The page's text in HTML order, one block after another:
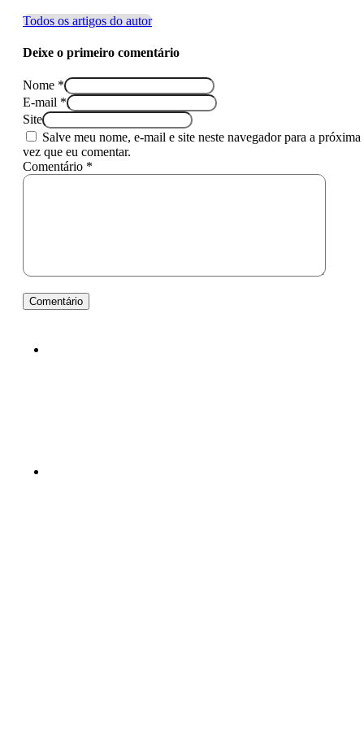
Todos os artigos do autor
Deixe o primeiro comentário
Nome *
E-mail *
Site
Salve meu nome, e-mail e site neste navegador para a próxima
vez que eu comentar.
Comentário *